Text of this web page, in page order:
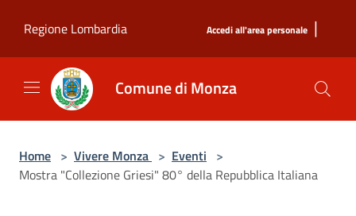
Regione Lombardia
Accedi all'area personale |
Comune di Monza
Home > Vivere Monza > Eventi >
Mostra "Collezione Griesi" 80° della Repubblica Italiana